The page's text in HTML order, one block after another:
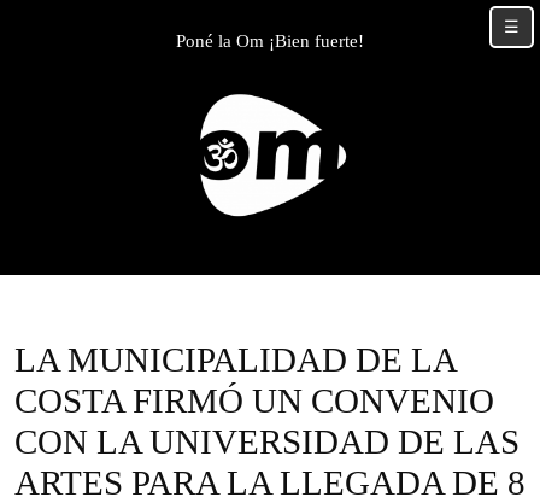
Poné la Om ¡Bien fuerte!
LA MUNICIPALIDAD DE LA
COSTA FIRMÓ UN CONVENIO
CON LA UNIVERSIDAD DE LAS
ARTES PARA LA LLEGADA DE 8
☰